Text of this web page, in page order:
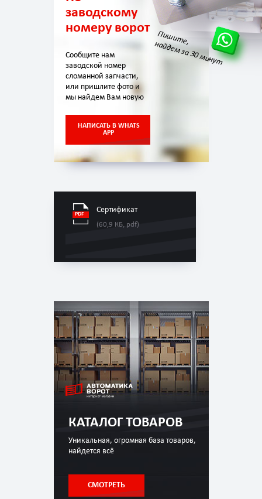
заводскому
номеру ворот
Сообщите нам
заводской номер
сломанной запчасти,
или пришлите фото и
мы найдем Вам новую
НАПИСАТЬ В WHATS
APP
Пишите,
найдем за 30 минут
Сертификат
(60,9 КБ, pdf)
КАТАЛОГ ТОВАРОВ
Уникальная, огромная база товаров,
найдется всё
СМОТРЕТЬ